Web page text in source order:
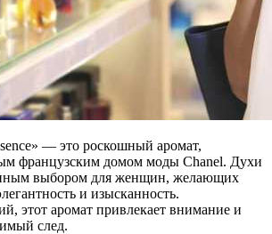
— это роскошный аромат,
французским домом моды Chanel. Духи
выбором для женщин, желающих
и изысканность.
этот аромат привлекает внимание и
след.